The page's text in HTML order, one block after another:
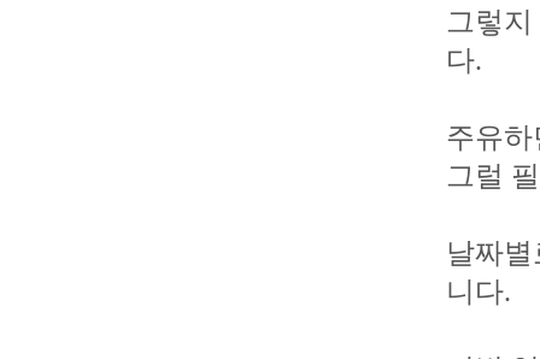
그렇
다.
주유
그럴
날짜
니다.